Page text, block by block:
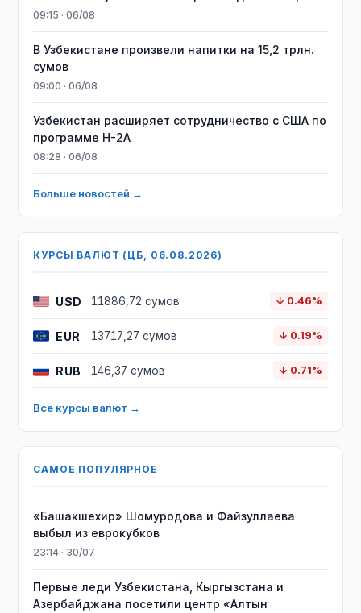
09:15 · 06/08
В Узбекистане произвели напитки на 15,2 трлн.
сумов
09:00 · 06/08
Узбекистан расширяет сотрудничество с США по
программе H-2A
08:28 · 06/08
Больше новостей →
КУРСЫ ВАЛЮТ (ЦБ, 06.08.2026)
USD 11886,72 сумов ↓ 0.46%
EUR 13717,27 сумов ↓ 0.19%
RUB 146,37 сумов ↓ 0.71%
Все курсы валют →
САМОЕ ПОПУЛЯРНОЕ
«Башакшехир» Шомуродова и Файзуллаева
выбыл из еврокубков
23:14 · 30/07
Первые леди Узбекистана, Кыргызстана и
Азербайджана посетили центр «Алтын